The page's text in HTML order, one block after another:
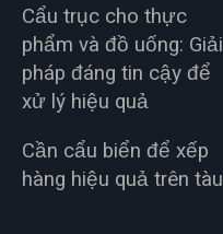
Cẩu trục cho thực
phẩm và đồ uống: Giải
pháp đáng tin cậy để
xử lý hiệu quả
Cần cẩu biển để xếp
hàng hiệu quả trên tàu